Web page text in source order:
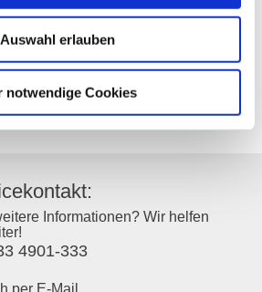
Auswahl erlauben
notwendige Cookies
7130
bernhard.de
weingut-bernhard.de/
Informationen? Wir helfen
4901-333
per E-Mail